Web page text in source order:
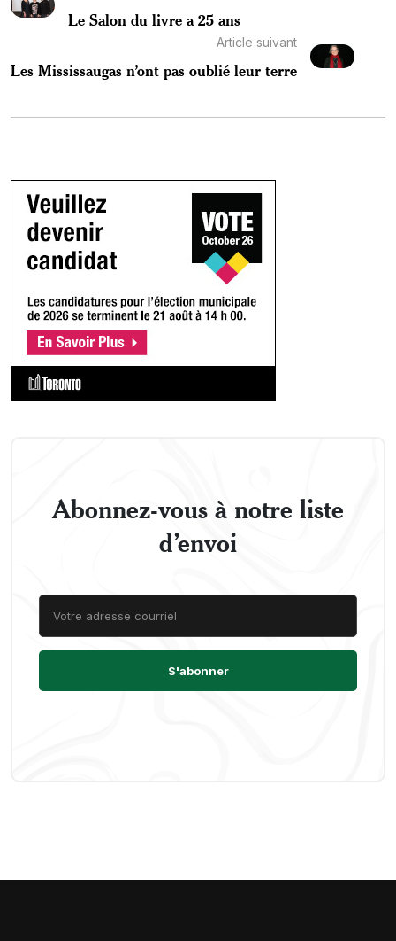
Le Salon du livre a 25 ans
Article suivant
Les Mississaugas n’ont pas oublié leur terre
Abonnez-vous à notre liste
d’envoi